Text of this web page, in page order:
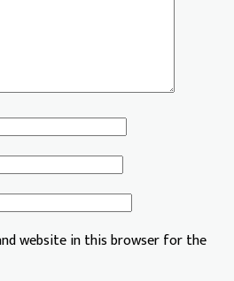
website in this browser for the